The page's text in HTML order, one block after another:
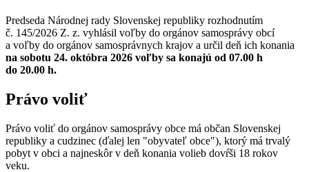
Predseda Národnej rady Slovenskej republiky rozhodnutím
č. 145/2026 Z. z. vyhlásil voľby do orgánov samosprávy obcí
a voľby do orgánov samosprávnych krajov a určil deň ich konania
na sobotu 24. októbra 2026 voľby sa konajú od 07.00 h
do 20.00 h.
Právo voliť
Právo voliť do orgánov samosprávy obce má občan Slovenskej
republiky a cudzinec (ďalej len "obyvateľ obce"), ktorý má trvalý
pobyt v obci a najneskôr v deň konania volieb dovŕši 18 rokov
veku.